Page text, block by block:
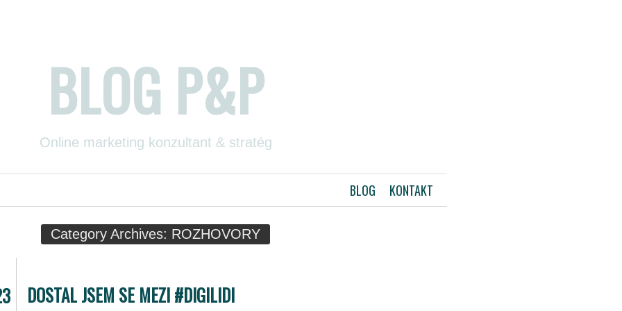
BLOG P&P
Online marketing konzultant & stratég
KONTAKT
BLOG
Category Archives: ROZHOVORY
DOSTAL JSEM SE MEZI #DIGILIDI